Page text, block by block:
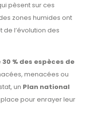
pèsent sur ces
zones humides ont
de l’évolution des
30 % des espèces de
menacées ou
un Plan national
pour enrayer leur